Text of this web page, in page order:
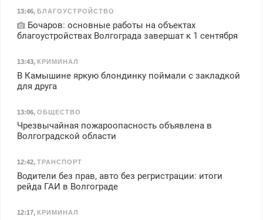
13:46, БЛАГОУСТРОЙСТВО
Бочаров: основные работы на объектах
благоустройствах Волгограда завершат к 1 сентября
13:43, КРИМИНАЛ
В Камышине яркую блондинку поймали с закладкой
для друга
13:06, ОБЩЕСТВО
Чрезвычайная пожароопасность объявлена в
Волгоградской области
12:42, ТРАНСПОРТ
Водители без прав, авто без регристрации: итоги
рейда ГАИ в Волгограде
12:17, КРИМИНАЛ